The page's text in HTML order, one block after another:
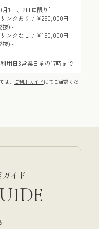
月1日、2日に限り]
リンクあり / ¥250,000円
抜)~
リンクなし / ¥150,000円
抜)~
利用日3営業日前の17時まで
、 ご利用ガイドにてご確認くだ
ガイド